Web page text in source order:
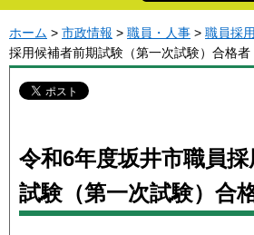
ホーム > 市政情報 > 職員・人事 > 職員採用
採用候補者前期試験（第一次試験）合格者
令和6年度坂井市職員
試験（第一次試験）合